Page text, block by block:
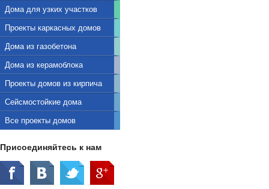
Дома для узких участков
Проекты каркасных домов
Дома из газобетона
Дома из керамоблока
Проекты домов из кирпича
Сейсмостойкие дома
Все проекты домов
Присоединяйтесь к нам